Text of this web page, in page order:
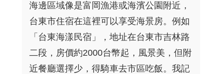
海邊區域像是富岡漁港或海濱公園附近，
台東市住宿在這裡可以享受海景房。例如
「台東海漾民宿」，地址在台東市吉林路
二段，房價約2000台幣起，風景美，但附
近餐廳選擇少，得騎車去市區吃飯。我記